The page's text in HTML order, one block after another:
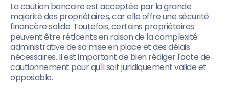
La caution bancaire est acceptée par la grande
majorité des propriétaires, car elle offre une sécurité
financère solide. Toutefois, certains propriétaires
peuvent être réticents en raison de la complexité
administrative de sa mise en place et des délais
nécessaires. Il est important de bien rédiger l'acte de
cautionnement pour qu'il soit juridiquement valide et
opposable.